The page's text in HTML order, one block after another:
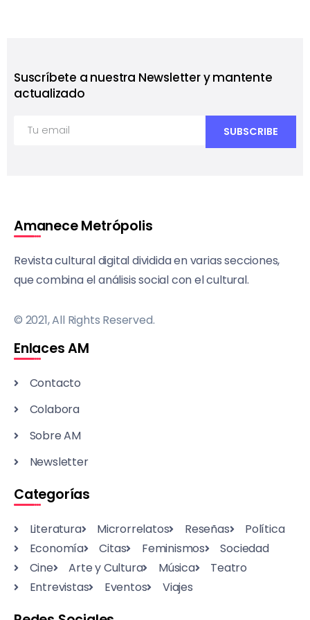
Suscríbete a nuestra Newsletter y mantente
actualizado
Amanece Metrópolis
Revista cultural digital dividida en varias secciones,
que combina el análisis social con el cultural.
© 2021, All Rights Reserved.
Enlaces AM
Contacto
Colabora
Sobre AM
Newsletter
Categorías
Literatura Microrrelatos Reseñas
Política
Economía
Citas Feminismos
Sociedad
Cine
Arte y Cultura Música
Teatro
Entrevistas
Eventos Viajes